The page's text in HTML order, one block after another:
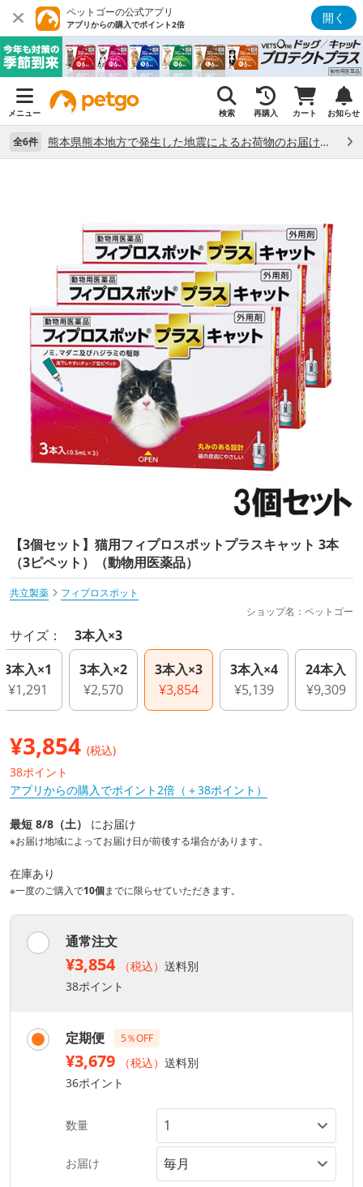
ペットゴーの公式アプリ
アプリからの購入でポイント2倍 開く
メニュー 検索 再購入 カート お知らせ
全6件 熊本県熊本地方で発生した地震によるお荷物のお届け状況について （7/28）
【3個セット】猫用フィプロスポットプラスキャット 3本
（3ピペット）（動物用医薬品）
共立製薬
フィプロスポット
ショップ名：ペットゴー
サイズ： 3本入×3
3本入×1
¥1,291
3本入×2
¥2,570
3本入×3
¥3,854
3本入×4
¥5,139
24本入
¥9,309
¥3,854 (税込)
38ポイント
アプリからの購入でポイント2倍（＋38ポイント）
最短 8/8（土） にお届け
※お届け地域によってお届け日が前後する場合があります。
在庫あり
※一度のご購入で10個までに限らせていただきます。
通常注文
¥3,854 （税込） 送料別
38ポイント
定期便 5％OFF
¥3,679 （税込） 送料別
36ポイント
数量
お届け